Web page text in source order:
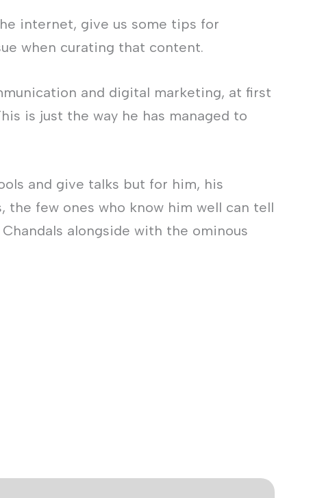
internet, give us some tips for
when curating that content.
and digital marketing, at first
is just the way he has managed to
and give talks but for him, his
few ones who know him well can tell
alongside with the ominous